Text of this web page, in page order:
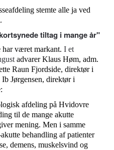
stemte alle ja ved
tiltag i mange år"
været markant. I et
advarer Klaus Høm, adm.
Raun Fjordside, direktør i
Jørgensen, direktør i
afdeling på Hvidovre
til de mange akutte
mening. Men i samme
behandling af patienter
demens, muskelsvind og